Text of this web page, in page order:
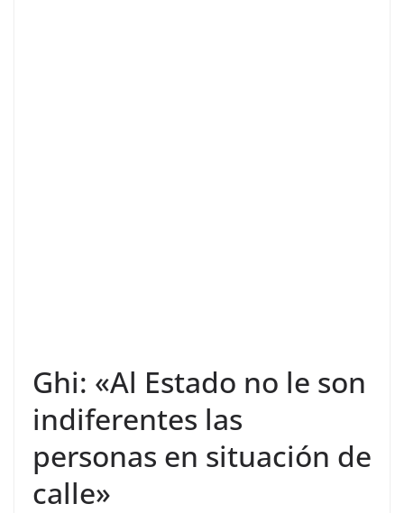
Ghi: «Al Estado no le son
indiferentes las
personas en situación de
calle»